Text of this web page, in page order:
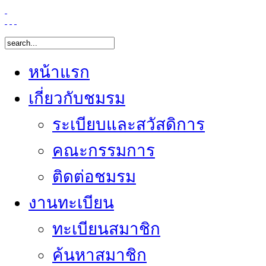
หน้าแรก
เกี่ยวกับชมรม
ระเบียบและสวัสดิการ
คณะกรรมการ
ติดต่อชมรม
งานทะเบียน
ทะเบียนสมาชิก
ค้นหาสมาชิก